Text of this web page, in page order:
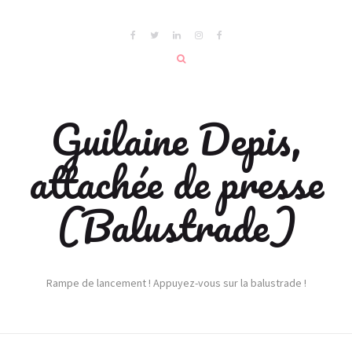
Guilaine Depis,
attachée de presse
(Balustrade)
Rampe de lancement ! Appuyez-vous sur la balustrade !